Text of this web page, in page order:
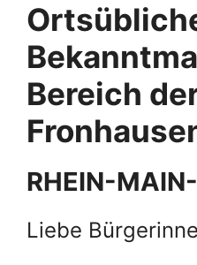
Bereich
RHEIN-
Liebe